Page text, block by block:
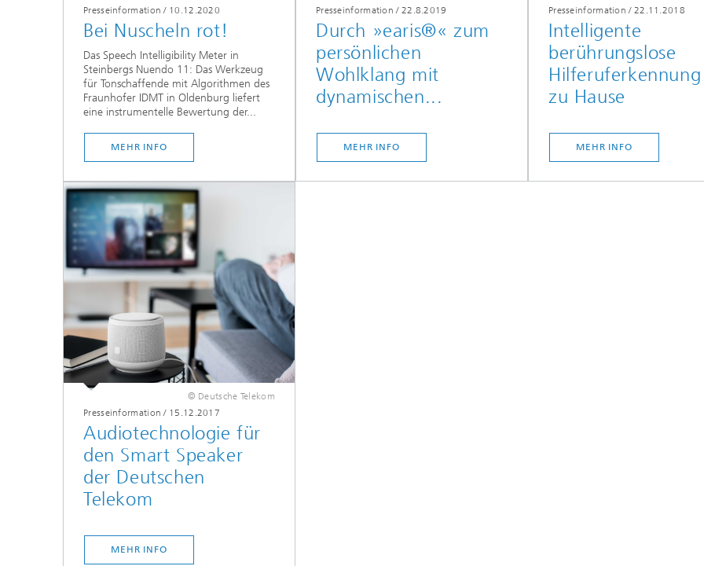
Presseinformation / 10.12.2020
Bei Nuscheln rot!
Das Speech Intelligibility Meter in
Steinbergs Nuendo 11: Das Werkzeug
für Tonschaffende mit Algorithmen des
Fraunhofer IDMT in Oldenburg liefert
eine instrumentelle Bewertung der...
MEHR INFO
Presseinformation / 22.8.2019
Durch »earis®« zum
persönlichen
Wohlklang mit
dynamischen...
MEHR INFO
Presseinformation / 22.11.2018
Intelligente
berührungslose
zu Hause
MEHR INFO
© Deutsche Telekom
Presseinformation / 15.12.2017
Audiotechnologie für
den Smart Speaker
der Deutschen
Telekom
MEHR INFO